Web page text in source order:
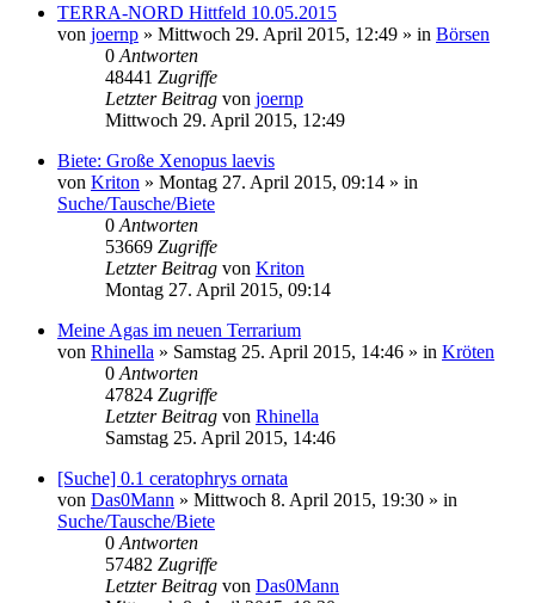
TERRA-NORD Hittfeld 10.05.2015
von joernp » Mittwoch 29. April 2015, 12:49 » in Börsen
0 Antworten
48441 Zugriffe
Letzter Beitrag von joernp
Mittwoch 29. April 2015, 12:49
Biete: Große Xenopus laevis
von Kriton » Montag 27. April 2015, 09:14 » in
Suche/Tausche/Biete
0 Antworten
53669 Zugriffe
Letzter Beitrag von Kriton
Montag 27. April 2015, 09:14
Meine Agas im neuen Terrarium
von Rhinella » Samstag 25. April 2015, 14:46 » in Kröten
0 Antworten
47824 Zugriffe
Letzter Beitrag von Rhinella
Samstag 25. April 2015, 14:46
[Suche] 0.1 ceratophrys ornata
von Das0Mann » Mittwoch 8. April 2015, 19:30 » in
Suche/Tausche/Biete
0 Antworten
57482 Zugriffe
Letzter Beitrag von Das0Mann